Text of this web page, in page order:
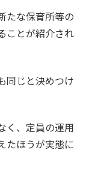
たな保育所等の
ことが紹介され
同じと決めつけ
く、定員の運用
たほうが実態に